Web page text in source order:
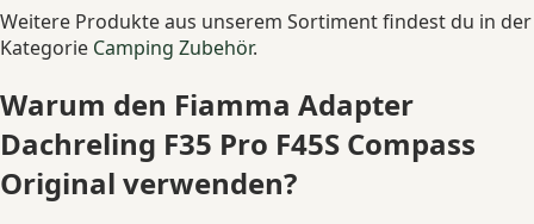
Weitere Produkte aus unserem Sortiment findest du in der
Kategorie Camping Zubehör.
Warum den Fiamma Adapter
Dachreling F35 Pro F45S Compass
Original verwenden?